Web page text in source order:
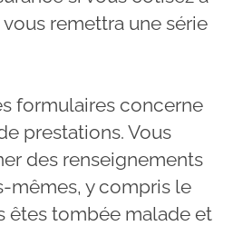
remettra une série
formulaires concerne
prestations. Vous
des renseignements
mêmes, y compris le
êtes tombée malade et